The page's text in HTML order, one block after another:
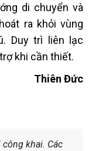
di chuyển và
ra khỏi vùng
Duy trì liên lạc
khi cần thiết.
Thiên Đức
khai. Các